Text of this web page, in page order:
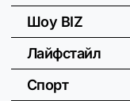
Шоу BIZ
Лайфстайл
Спорт